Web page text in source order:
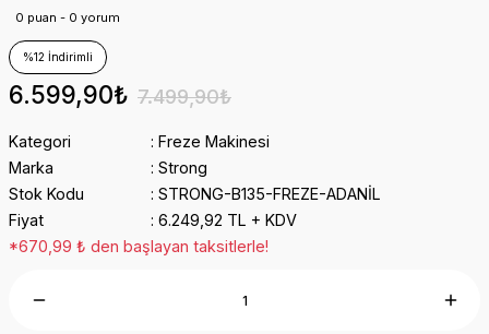
0 puan - 0 yorum
%12 İndirimli
6.599,90₺ 7.499,90₺
Kategori
Freze Makinesi
Marka
Strong
Stok Kodu
STRONG-B135-FREZE-ADANİL
Fiyat
6.249,92 TL + KDV
*670,99 ₺ den başlayan taksitlerle!